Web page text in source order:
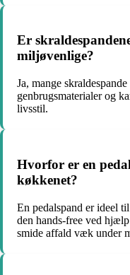
Er
miljøvenlige?
Ja, mange
genbrugsmaterialer og
livsstil.
Hvorfor er en
køkkenet?
En pedalspand er ideel
den hands-free ved
smide affald væk under